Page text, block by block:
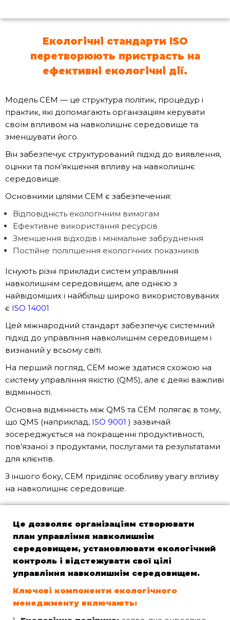
Екологічні стандарти ISO
перетворюють пристрасть на
ефективні екологічні дії.
Модель СЕМ — це структура політик, процедур і
практик, які допомагають організаціям керувати
своїм впливом на навколишнє середовище та
зменшувати його.
Він забезпечує структурований підхід до виявлення,
оцінки та пом’якшення впливу на навколишнє
середовище.
Основними цілями СЕМ є забезпечення:
Відповідність екологічним вимогам
Ефективне використання ресурсів
Зменшення відходів і мінімальне забруднення
Постійне поліпшення екологічних показників
Існують різні приклади систем управління
навколишнім середовищем, але однією з
найвідоміших і найбільш широко використовуваних
є ISO 14001
Цей міжнародний стандарт забезпечує системний
підхід до управління навколишнім середовищем і
визнаний у всьому світі.
На перший погляд, СЕМ може здатися схожою на
систему управління якістю (QMS), але є деякі важливі
відмінності.
Основна відмінність між QMS та СЕМ полягає в тому,
що QMS (наприклад, ISO 9001 ) зазвичай
зосереджується на покращенні продуктивності,
пов’язаної з продуктами, послугами та результатами
для клієнтів.
З іншого боку, СЕМ приділяє особливу увагу впливу
на навколишнє середовище.
Це дозволяє організаціям створювати
план управління навколишнім
середовищем, установлювати екологічний
контроль і відстежувати свої цілі
управління навколишнім середовищем.
Ключові компоненти екологічного
менеджменту включають: